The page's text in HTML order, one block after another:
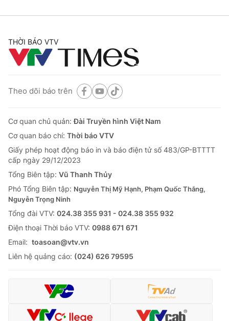
THỜI BÁO VTV
Theo dõi báo trên
Cơ quan chủ quản:Đài Truyền hình Việt Nam
Cơ quan báo chí: Thời báo VTV
Giấy phép hoạt động báo in và báo điện tử số 483/GP-BTTTT
cấp ngày 29/12/2023
Tổng Biên tập: Vũ Thanh Thủy
Phó Tổng Biên tập: Nguyễn Thị Mỹ Hạnh, Phạm Quốc Thắng,
Nguyễn Trọng Ninh
Tổng đài VTV: 024.38 355 931 - 024.38 355 932
Ðiện thoại Thời báo VTV: 0988 671 671
Email: toasoan@vtv.vn
Liên hệ quảng cáo: (024) 626 79595